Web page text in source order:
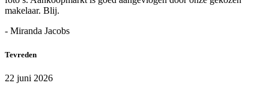
makelaar. Blij.
- Miranda Jacobs
Tevreden
22 juni 2026